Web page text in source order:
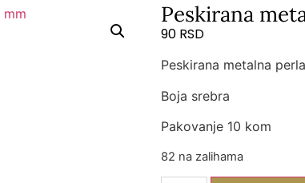
Peskirana
90 RSD
Peskirana metalna
Boja srebra
Pakovanje 10 kom
82 na zalihama